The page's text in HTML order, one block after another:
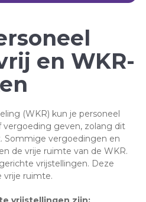
en WKR-
(WKR) kun je personeel
vergoeding geven, zolang dit
Sommige vergoedingen en
de vrije ruimte van de WKR.
vrijstellingen. Deze
vrije ruimte.